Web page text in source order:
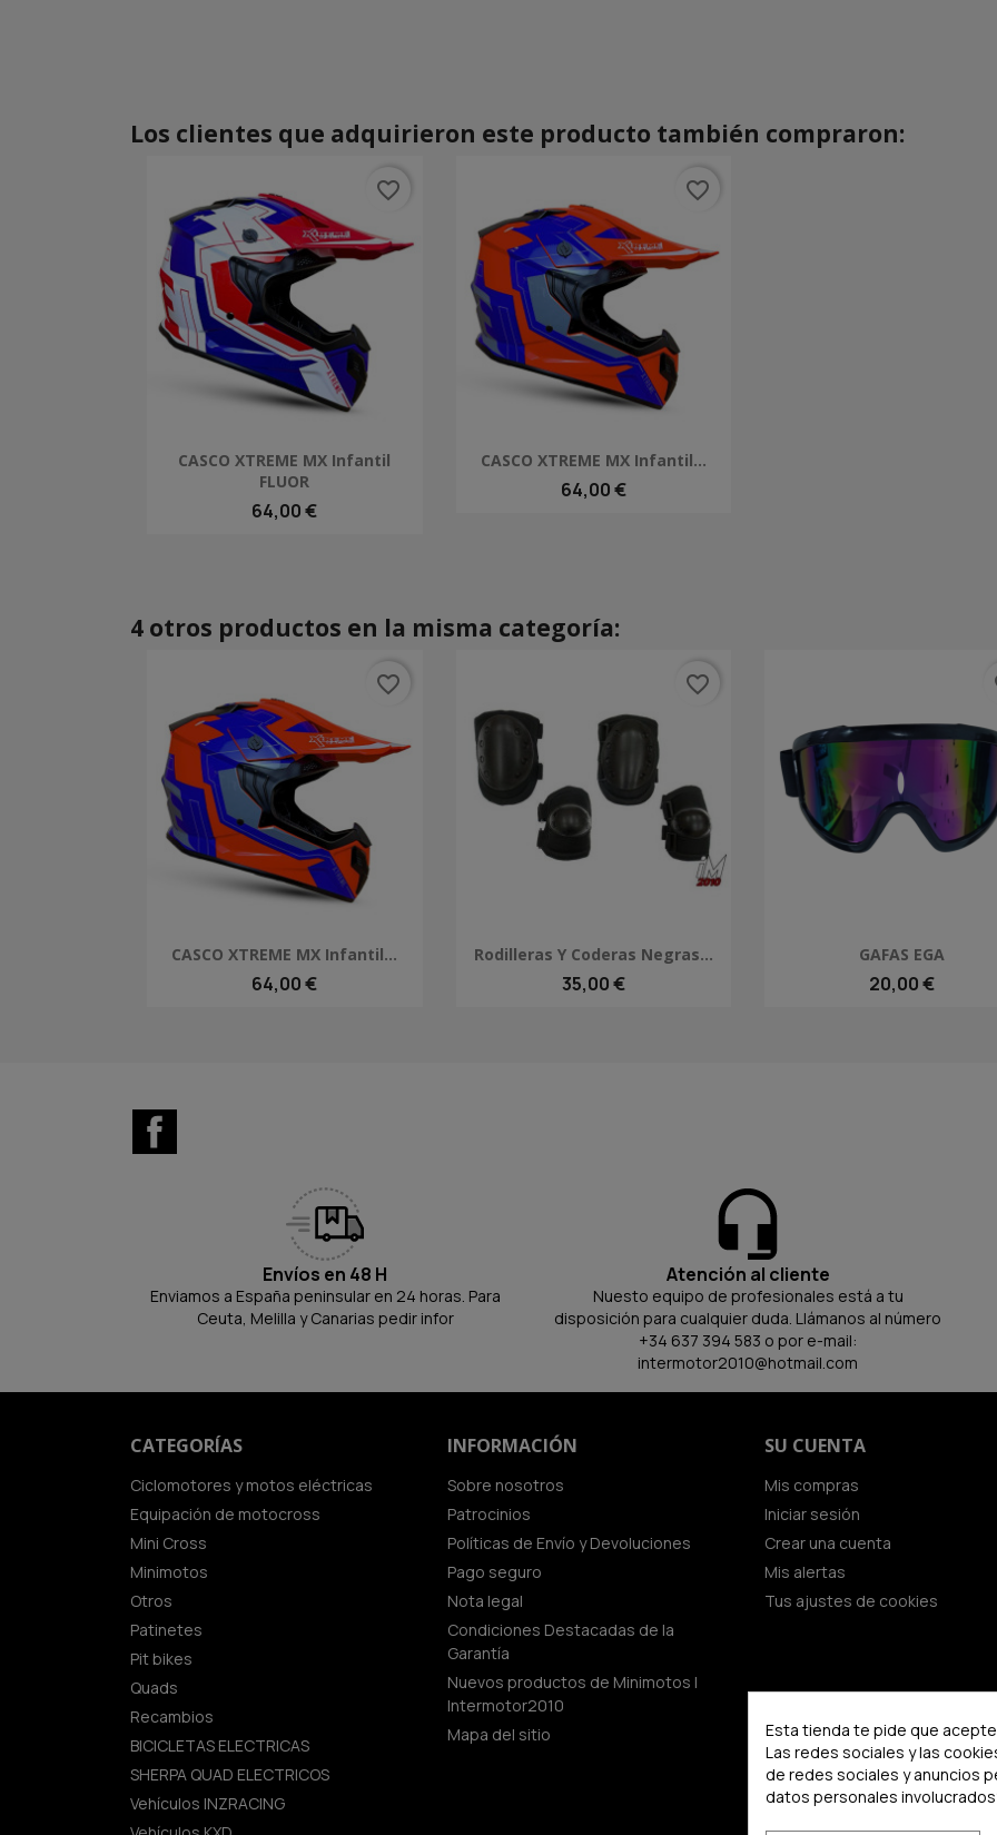
Los clientes que adquirieron este producto también compraron:
Vista rápida
CASCO XTREME MX Infantil
FLUOR
64,00 €
favorite_border
Vista rápida
CASCO XTREME MX Infantil...
64,00 €
favorite_border
4 otros productos en la misma categoría:
Vista rápida
CASCO XTREME MX Infantil...
64,00 €
favorite_border
 Vista rápida
Rodilleras Y Coderas Negras...
35,00 €
favorite_border
Vista rápida
GAFAS EGA
20,00 €
Envíos en 48 H
Enviamos a España peninsular en 24 horas. Para
Ceuta, Melilla y Canarias pedir infor
Atención al cliente
Nuesto equipo de profesionales está a tu
disposición para cualquier duda. Llámanos al número
+34 637 394 583 o por e-mail:
intermotor2010@hotmail.com
CATEGORÍAS
Ciclomotores y motos eléctricas
Equipación de motocross
Mini Cross
Minimotos
Otros
Patinetes
Pit bikes
Quads
Recambios
BICICLETAS ELECTRICAS
SHERPA QUAD ELECTRICOS
Vehículos INZRACING
INFORMACIÓN
Sobre nosotros
Patrocinios
Políticas de Envío y Devoluciones
Pago seguro
Nota legal
Condiciones Destacadas de la
Garantía
Nuevos productos de Minimotos |
Intermotor2010
Mapa del sitio
SU CUENTA
Mis compras
Iniciar sesión
Crear una cuenta
Mis alertas
Tus ajustes de cookies
Esta tienda te pide que
Las redes sociales y las
de redes sociales y anuncios
datos personales